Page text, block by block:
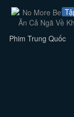
Phim Trung Quốc